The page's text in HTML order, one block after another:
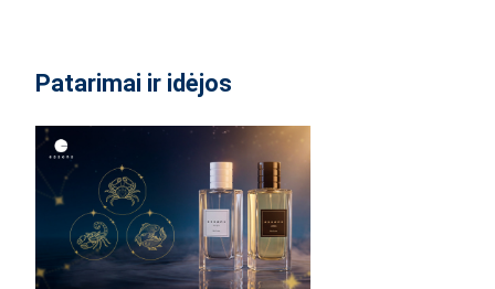
Patarimai ir idėjos